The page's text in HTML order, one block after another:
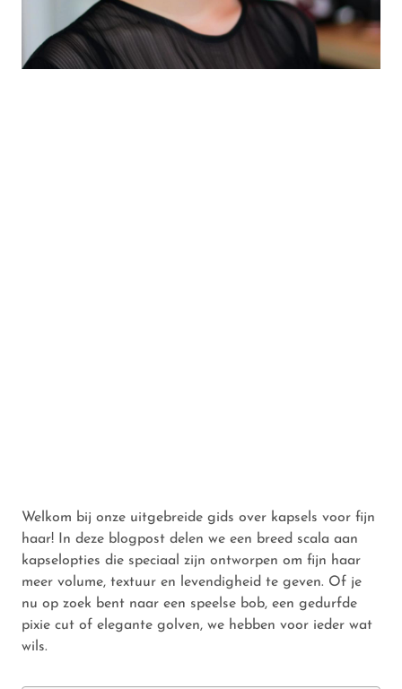
Welkom bij onze uitgebreide gids over kapsels voor fijn
haar! In deze blogpost delen we een breed scala aan
kapselopties die speciaal zijn ontworpen om fijn haar
meer volume, textuur en levendigheid te geven. Of je
nu op zoek bent naar een speelse bob, een gedurfde
pixie cut of elegante golven, we hebben voor ieder wat
wils.